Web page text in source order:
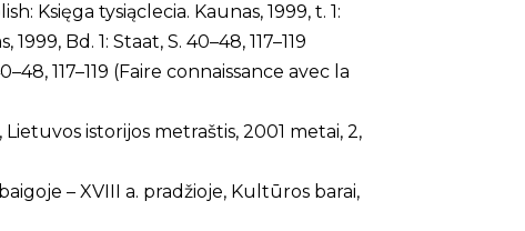
Księga tysiąclecia. Kaunas, 1999, t. 1:
Bd. 1: Staat, S. 40–48, 117–119
117–119 (Faire connaissance avec la
istorijos metraštis, 2001 metai, 2,
– XVIII a. pradžioje, Kultūros barai,